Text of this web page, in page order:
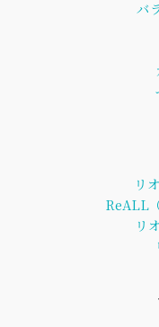
バ
リ
ReALL
リ